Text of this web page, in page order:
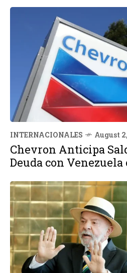
INTERNACIONALES August
Chevron Anticipa
Deuda con Venezuela